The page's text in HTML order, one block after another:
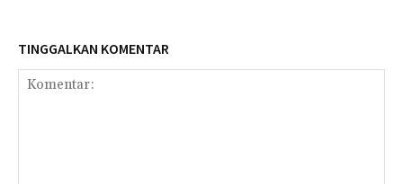
TINGGALKAN KOMENTAR